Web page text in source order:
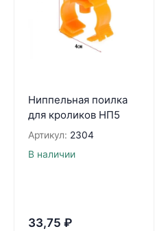
Ниппельная поилка
для кроликов НП5
Артикул: 2304
В наличии
33,75 ₽